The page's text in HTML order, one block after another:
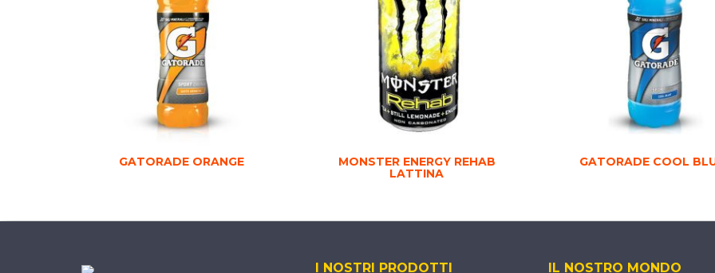
GATORADE ORANGE
MONSTER ENERGY REHAB
LATTINA
GATORADE COOL
I NOSTRI PRODOTTI IL NOSTRO MONDO